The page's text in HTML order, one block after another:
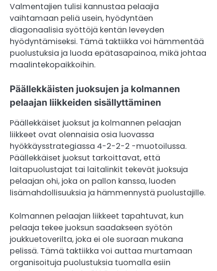
Valmentajien tulisi kannustaa pelaajia
vaihtamaan peliä usein, hyödyntäen
diagonaalisia syöttöjä kentän leveyden
hyödyntämiseksi. Tämä taktiikka voi hämmentää
puolustuksia ja luoda epätasapainoa, mikä johtaa
maalintekopaikkoihin.
Päällekkäisten juoksujen ja kolmannen
pelaajan liikkeiden sisällyttäminen
Päällekkäiset juoksut ja kolmannen pelaajan
liikkeet ovat olennaisia osia luovassa
hyökkäysstrategiassa 4-2-2-2 -muotoilussa.
Päällekkäiset juoksut tarkoittavat, että
laitapuolustajat tai laitalinkit tekevät juoksuja
pelaajan ohi, joka on pallon kanssa, luoden
lisämahdollisuuksia ja hämmennystä puolustajille.
Kolmannen pelaajan liikkeet tapahtuvat, kun
pelaaja tekee juoksun saadakseen syötön
joukkuetoverilta, joka ei ole suoraan mukana
pelissä. Tämä taktiikka voi auttaa murtamaan
organisoituja puolustuksia tuomalla esiin